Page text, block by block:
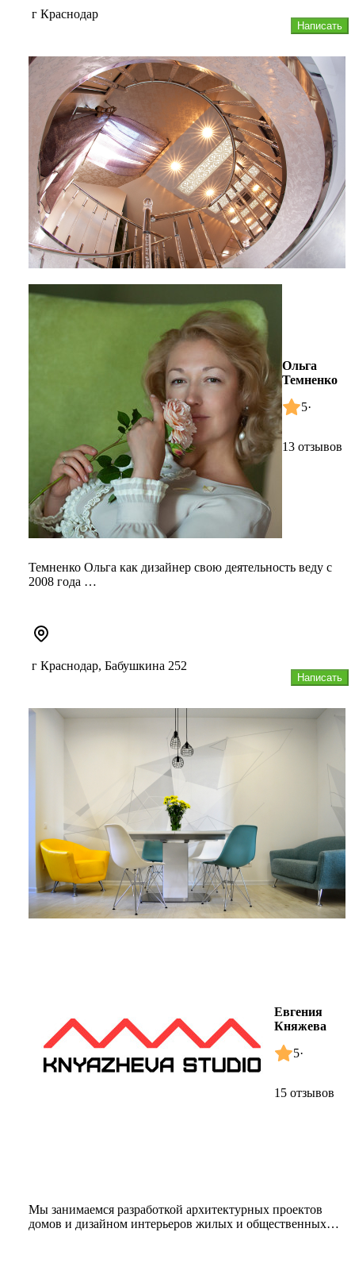
Написать
г Краснодар
Ольга
Темненко
5·
13 отзывов
Темненко Ольга как дизайнер свою деятельность веду с
2008 года
Написать
г Краснодар, Бабушкина 252
Евгения
Княжева
5·
15 отзывов
Мы занимаемся разработкой архитектурных проектов
домов и дизайном интерьеров жилых и общественных